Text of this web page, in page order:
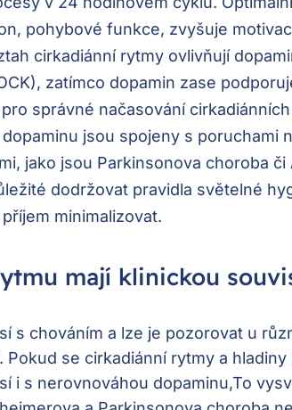
pohybové funkce, zvyšuje
cirkadiánní rytmy ovlivňují
zatímco dopamin zase
správné načasování
jsou spojeny s poruchami
jako jsou Parkinsonova choroba či
dodržovat pravidla světelné
minimalizovat.
mají klinickou
s chováním a lze je pozorovat u
se cirkadiánní rytmy a
i s nerovnováhou dopaminu,To